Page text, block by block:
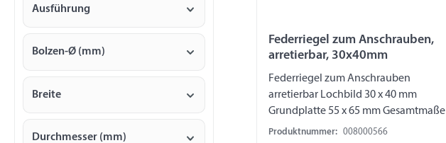
Ausführung
Bolzen-Ø (mm)
Breite
Durchmesser (mm)
Federriegel zum Anschrauben,
arretierbar, 30x40mm
Federriegel zum Anschrauben
arretierbar Lochbild 30 x 40 mm
Grundplatte 55 x 65 mm Gesamtmaße
135 x 55 x 30 mm Hub 24 Material Guss,
Produktnummer: 008000566